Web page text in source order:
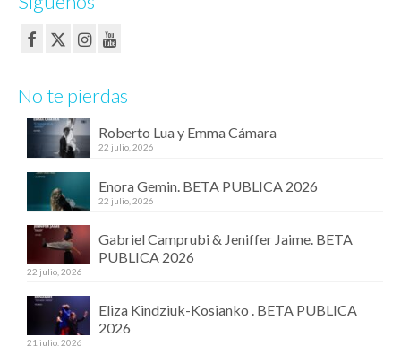
No te pierdas
Roberto Lua y Emma Cámara
22 julio, 2026
Enora Gemin. BETA PUBLICA 2026
22 julio, 2026
Gabriel Camprubi & Jeniffer Jaime. BETA
PUBLICA 2026
22 julio, 2026
Eliza Kindziuk-Kosianko . BETA PUBLICA
2026
21 julio, 2026